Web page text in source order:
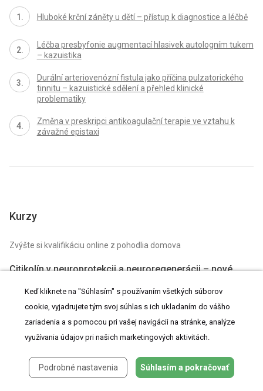
Hluboké krční záněty u dětí – přístup k diagnostice a léčbě
Léčba presbyfonie augmentací hlasivek autologním tukem
– kazuistika
Durální arteriovenózní fistula jako příčina pulzatorického
tinnitu – kazuistické sdělení a přehled klinické
problematiky
Změna v preskripci antikoagulační terapie ve vztahu k
závažné epistaxi
Kurzy
Zvýšte si kvalifikáciu online z pohodlia domova
Citikolín v neuroprotekcii a neuroregenerácii – nové
Autori: MUDr. Petr Výborný, CSc., FEBO
VŠETKY KURZY
Keď kliknete na "Súhlasím" s používaním všetkých súborov
cookie, vyjadrujete tým svoj súhlas s ich ukladaním do vášho
zariadenia a s pomocou pri vašej navigácii na stránke, analýze
využívania údajov pri našich marketingových aktivitách.
Podrobné nastavenia Súhlasím a pokračovať